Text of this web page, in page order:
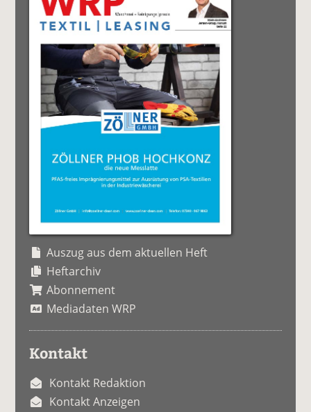
Auszug aus dem aktuellen Heft
Heftarchiv
Abonnement
Mediadaten WRP
Kontakt
Kontakt Redaktion
Kontakt Anzeigen